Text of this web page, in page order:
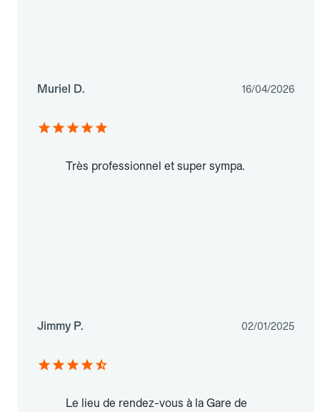
Muriel D. 16/04/2026
Très professionnel et super sympa.
Jimmy P. 02/01/2025
Le lieu de rendez-vous à la Gare de